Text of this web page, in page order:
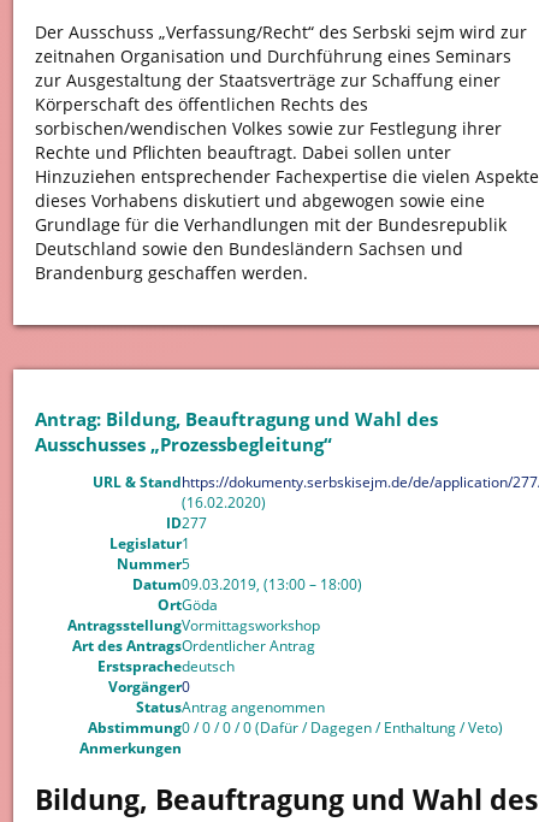
Der Ausschuss „Verfassung/Recht“ des Serbski sejm wird zur
zeitnahen Organisation und Durchführung eines Seminars
zur Ausgestaltung der Staatsverträge zur Schaffung einer
Körperschaft des öffentlichen Rechts des
sorbischen/wendischen Volkes sowie zur Festlegung ihrer
Rechte und Pflichten beauftragt. Dabei sollen unter
Hinzuziehen entsprechender Fachexpertise die vielen Aspekte
dieses Vorhabens diskutiert und abgewogen sowie eine
Grundlage für die Verhandlungen mit der Bundesrepublik
Deutschland sowie den Bundesländern Sachsen und
Brandenburg geschaffen werden.
Antrag: Bildung, Beauftragung und Wahl des
Ausschusses „Prozessbegleitung“
URL & Standhttps://dokumenty.serbskisejm.de/de/application/
(16.02.2020)
ID277
Legislatur1
Nummer5
Datum09.03.2019, (13:00 – 18:00)
OrtGöda
AntragsstellungVormittagsworkshop
Art des AntragsOrdentlicher Antrag
Erstsprachedeutsch
Vorgänger0
StatusAntrag angenommen
Abstimmung0 / 0 / 0 / 0 (Dafür / Dagegen / Enthaltung / Veto)
Anmerkungen
Bildung, Beauftragung und Wahl des